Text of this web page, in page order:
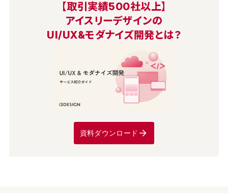
【取引実績500社以上】
アイスリーデザインの
UI/UX&モダナイズ開発とは？
資料ダウンロード